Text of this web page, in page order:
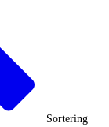
Sortering